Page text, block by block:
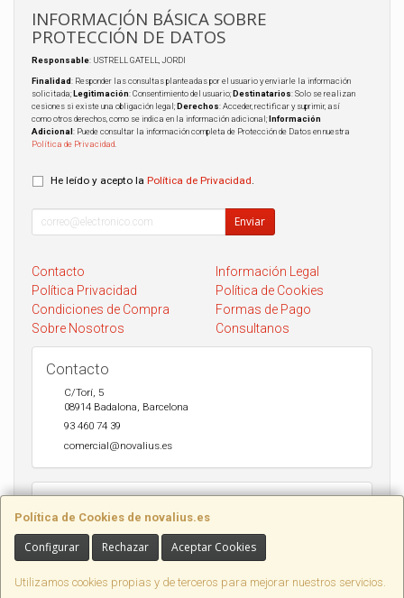
Política de Cookies de novalius.es
Configurar Rechazar Aceptar Cookies
Utilizamos cookies propias y de terceros para mejorar nuestros servicios.
INFORMACIÓN BÁSICA SOBRE
PROTECCIÓN DE DATOS
Responsable: USTRELL GATELL, JORDI
Finalidad: Responder las consultas planteadas por el usuario y enviarle la información
solicitada;Legitimación: Consentimiento del usuario;Destinatarios: Solo se realizan
cesiones si existe una obligación legal;Derechos: Acceder, rectificar y suprimir, así
como otros derechos, como se indica en la información adicional;Información
Adicional: Puede consultar la información completa de Protección de Datos en nuestra
Política de Privacidad
He leído y acepto la Política de Privacidad
Enviar
Contacto
Información Legal
Política Privacidad
Política de Cookies
Condiciones de Compra
Formas de Pago
Sobre Nosotros
Consultanos
Contacto
C/Torí, 5
08914 Badalona Barcelona
93 460 74 39
comercial@novalius.es
20h. Sábados de 10h a 14h. Envio a toda España en 24-72h Seur y
DHL.